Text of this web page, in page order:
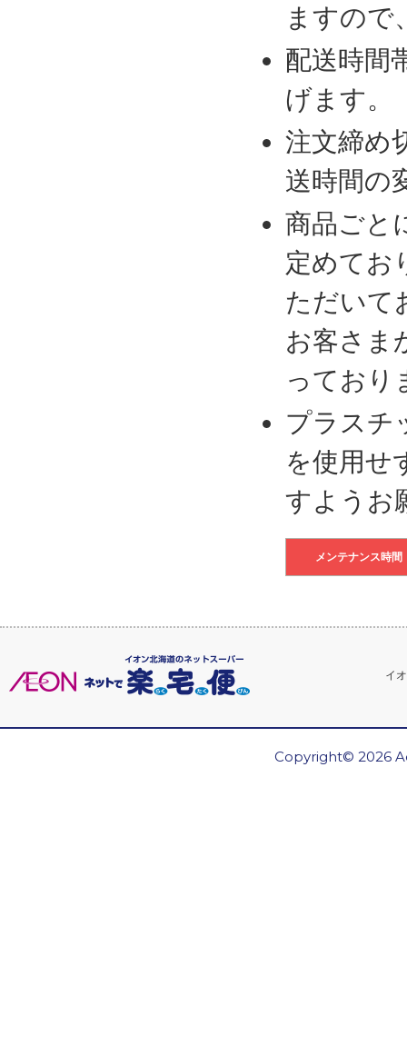
ますので
配送時間
げます。
注文締め
送時間の
商品ごと
定めてお
ただいて
お客さま
っており
プラスチ
を使用せ
すようお
メンテナンス時間
イ
Copyright© 2026